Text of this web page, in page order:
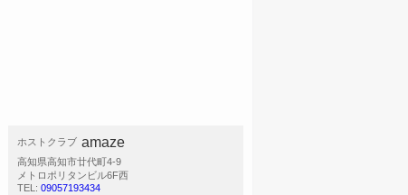
ホストクラブ amaze
高知県高知市廿代町4-9
メトロポリタンビル6F西
TEL: 09057193434